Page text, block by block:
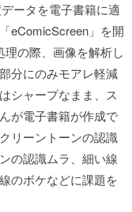
ータを電子書籍に適
eComicScreen」を開
の際、画像を解析し
分にのみモアレ軽減
シャープなまま、ス
が電子書籍が作成で
リーントーンの認識
の認識ムラ、細い線
のボケなどに課題を